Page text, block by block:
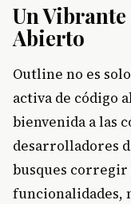
Un
Abierto
Outline no es
activa de código
bienvenida a las
desarrolladores
busques
funcionalidades,